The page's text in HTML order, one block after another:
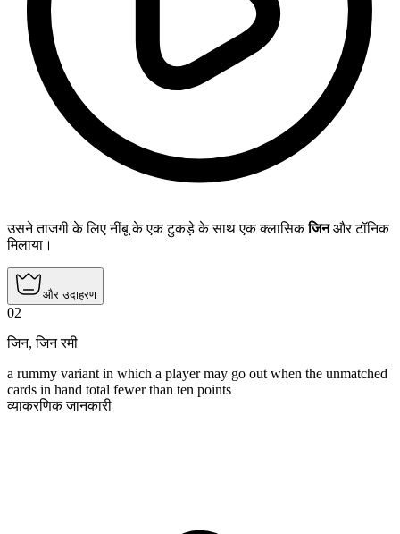
उसने ताजगी के लिए नींबू के एक टुकड़े के साथ एक क्लासिकजिनऔर टॉनिक
मिलाया।
और उदाहरण
02
जिन,जिन रमी
a rummy variant in which a player may go out when the unmatched
cards in hand total fewer than ten points
व्याकरणिक जानकारी